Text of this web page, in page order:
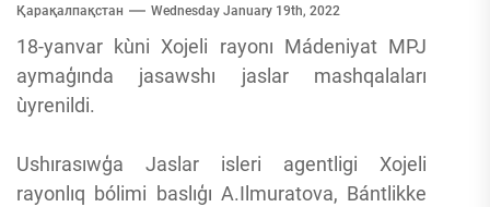
Қарақалпақстан Wednesday January 19th, 2022
18-yanvar kùni Xojeli rayonı Mádeniyat MPJ
aymaģında jasawshı jaslar mashqalaları
ùyrenildi.
Ushırasıwģa Jaslar isleri agentligi Xojeli
rayonlıq bólimi baslıģı A.Ilmuratova, Bántlikke